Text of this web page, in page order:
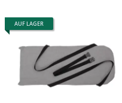
AUF LAGER